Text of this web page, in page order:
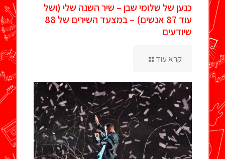
כנען של שלומי שבן – שיר השנה שלי (ושל
עוד 87 אנשים) – במצעד השירים של 88
שיודעים
קרא עוד